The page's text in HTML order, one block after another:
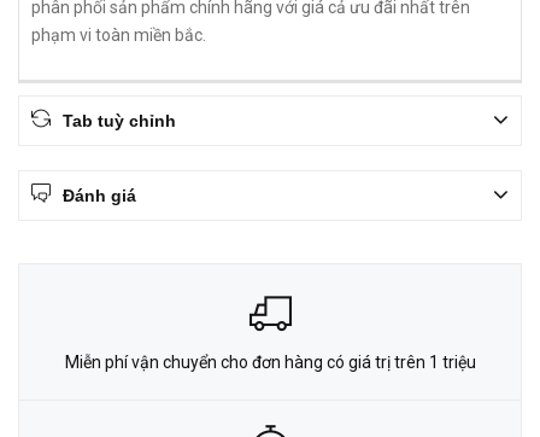
phân phối sản phẩm chính hãng với giá cả ưu đãi nhất trên
phạm vi toàn miền bắc.
Tab tuỳ chỉnh
Đánh giá
Miễn phí vận chuyển cho đơn hàng có giá trị trên 1 triệu